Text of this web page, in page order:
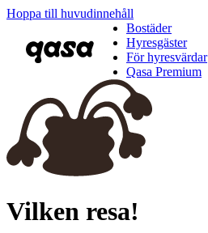
Hoppa till huvudinnehåll
Bostäder
Hyresgäster
För hyresvärdar
Qasa Premium
Vilken resa!